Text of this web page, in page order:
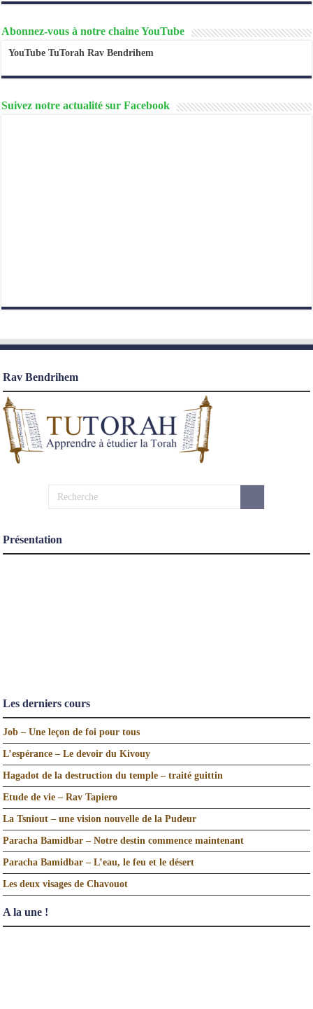
Abonnez-vous à notre chaine YouTube
YouTube TuTorah Rav Bendrihem
Suivez notre actualité sur Facebook
Rav Bendrihem
Présentation
Les derniers cours
Job – Une leçon de foi pour tous
L’espérance – Le devoir du Kivouy
Hagadot de la destruction du temple – traité guittin
Etude de vie – Rav Tapiero
La Tsniout – une vision nouvelle de la Pudeur
Paracha Bamidbar – Notre destin commence maintenant
Paracha Bamidbar – L’eau, le feu et le désert
Les deux visages de Chavouot
A la une !